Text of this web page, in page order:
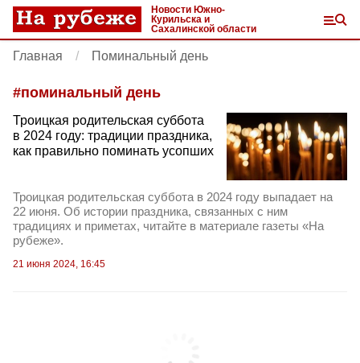
Новости Южно-
Курильска и
Сахалинской области
Главная Поминальный день
#поминальный день
Троицкая родительская суббота
в 2024 году: традиции праздника,
как правильно поминать усопших
Троицкая родительская суббота в 2024 году выпадает на
22 июня. Об истории праздника, связанных с ним
традициях и приметах, читайте в материале газеты «На
рубеже».
21 июня 2024, 16:45